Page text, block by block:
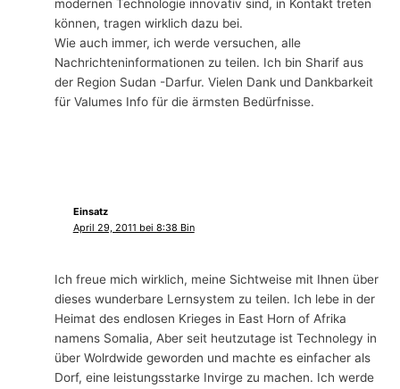
modernen Technologie innovativ sind, in Kontakt treten
können, tragen wirklich dazu bei.
Wie auch immer, ich werde versuchen, alle
Nachrichteninformationen zu teilen. Ich bin Sharif aus
der Region Sudan -Darfur. Vielen Dank und Dankbarkeit
für Valumes Info für die ärmsten Bedürfnisse.
Einsatz
April 29, 2011 bei 8:38 Bin
Ich freue mich wirklich, meine Sichtweise mit Ihnen über
dieses wunderbare Lernsystem zu teilen. Ich lebe in der
Heimat des endlosen Krieges in East Horn of Afrika
namens Somalia, Aber seit heutzutage ist Technolegy in
über Wolrdwide geworden und machte es einfacher als
Dorf, eine leistungsstarke Invirge zu machen. Ich werde